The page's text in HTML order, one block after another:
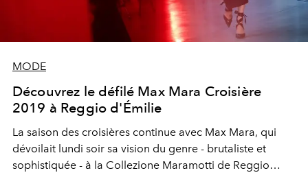
MODE
Découvrez le défilé Max Mara Croisière
2019 à Reggio d'Émilie
La saison des croisières continue avec Max Mara, qui
dévoilait lundi soir sa vision du genre - brutaliste et
sophistiquée - à la Collezione Maramotti de Reggio